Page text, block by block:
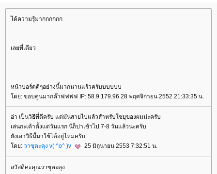
ได้ความรุ้มากกกกกก
เลยที่เดียว
หน้าบอร์ดดีๆอย่างนี้มากนานแร้วครับบบบบบ
ดย: ขอบคูนมากค๊าฟฟฟฟ IP: 58.9.179.96 28 พฤศจิกายน 2552 21:33:35 น.
อ่า เป็นวิธีที่ดีครับ แต่มันสายไปแล้วสำหรับโชยุของผมน่ะครับ
เล่นกะเค้าตั้งแต่วันแรก นี่ก็ปาเข้าไป 7-8 วันแล้วน่ะครับ
ังเอาวิธีนี้มาใช้ได้อยู่ไหมครับ
ดย: วาซุตะคุง v( ^o^ )v 25 มิถุนายน 2553 7:32:51 น.
สวัสดีคะคุณวาซุตะคุง